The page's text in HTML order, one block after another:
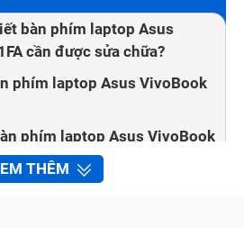
bàn phím laptop Asus
cần được sửa chữa?
phím laptop Asus VivoBook
phím laptop Asus VivoBook
không?
THÊM